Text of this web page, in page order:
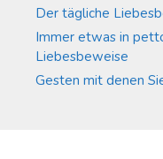
Der tägliche
Immer etwas in
Liebesbeweise
Gesten mit denen